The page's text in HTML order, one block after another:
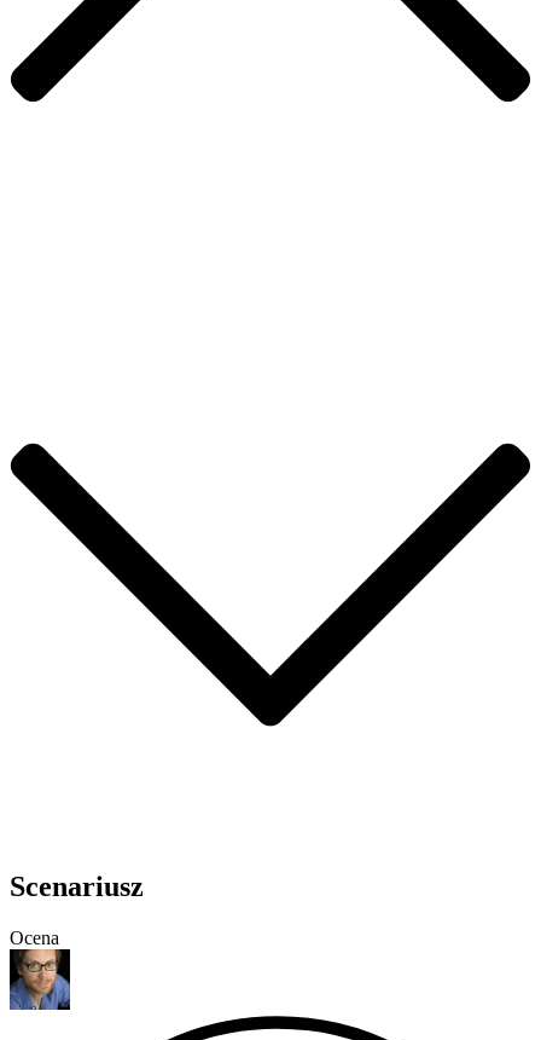
Scenariusz
Ocena